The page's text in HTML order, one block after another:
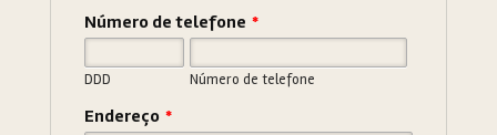
Número de telefone *
DDD Número de telefone
Endereço *